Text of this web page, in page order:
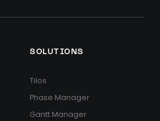
SOLUTIONS
Tilos
Phase Manager
Gantt Manager